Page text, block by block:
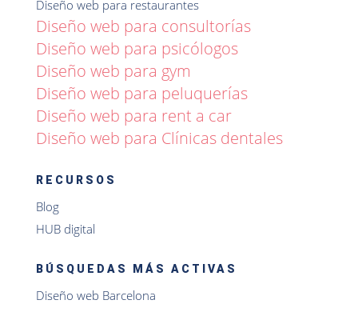
Diseño web para restaurantes
Diseño web para consultorías
Diseño web para psicólogos
Diseño web para gym
Diseño web para peluquerías
Diseño web para rent a car
Diseño web para Clínicas dentales
RECURSOS
Blog
HUB digital
BÚSQUEDAS MÁS ACTIVAS
Diseño web Barcelona